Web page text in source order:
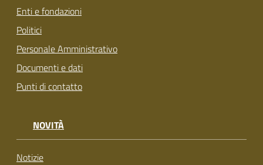
Enti e fondazioni
Politici
Personale Amministrativo
Documenti e dati
Punti di contatto
NOVITÀ
Notizie